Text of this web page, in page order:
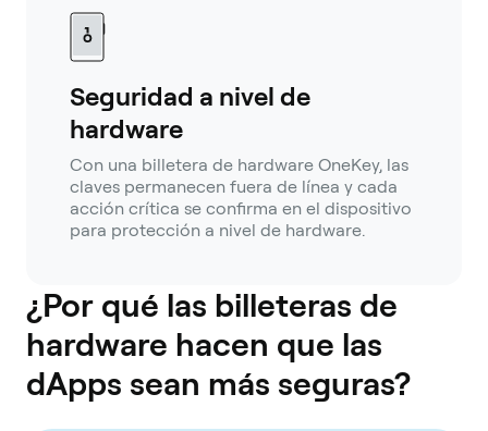
Seguridad a nivel de
hardware
Con una billetera de hardware OneKey, las
claves permanecen fuera de línea y cada
acción crítica se confirma en el dispositivo
para protección a nivel de hardware.
¿Por qué las billeteras de
hardware hacen que las
dApps sean más seguras?